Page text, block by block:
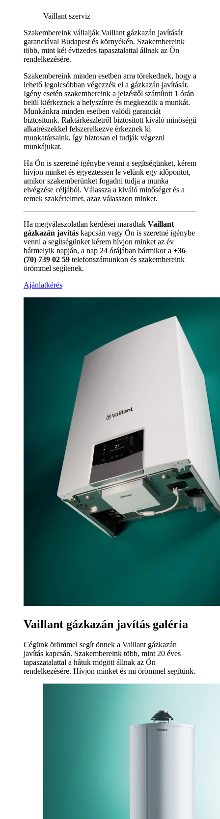
Vaillant szerviz
Szakembereink vállalják Vaillant gázkazán javítását
garanciával Budapest és környékén. Szakembereink
több, mint két évtizedes tapasztalattal állnak az Ön
rendelkezésére.
Szakembereink minden esetben arra törekednek, hogy a
lehető legolcsóbban végezzék el a gázkazán javítását.
Igény esetén szakembereink a jelzéstől számított 1 órán
belül kiérkeznek a helyszínre és megkezdik a munkát.
Munkánkra minden esetben valódi garanciát
biztosítunk. Raktárkészletről biztosított kiváló minőségű
alkatrészekkel felszerelkezve érkeznek ki
munkatársaink, így biztosan el tudják végezni
munkájukat.
Ha Ön is szeretné igénybe venni a segítségünket, kérem
hívjon minket és egyeztessen le velünk egy időpontot,
amikor szakemberünket fogadni tudja a munka
elvégzése céljából. Válassza a kiváló minőséget és a
remek szakértelmet, azaz válasszon minket.
Ha megválaszolatlan kérdései maradtak Vaillant
gázkazán javítás kapcsán vagy Ön is szeretné igénybe
venni a segítségünket kérem hívjon minket az év
bármelyik napján, a nap 24 órájában bármikor a +36
(70) 739 02 59 telefonszámunkon és szakembereink
örömmel segítenek.
Ajánlatkérés
Vaillant gázkazán javítás galéria
Cégünk örömmel segít önnek a Vaillant gázkazán
javítás kapcsán. Szakembereink több, mint 20 éves
tapaszatalattal a hátuk mögött állnak az Ön
rendelkezésére. Hívjon minket és mi örömmel segítünk.